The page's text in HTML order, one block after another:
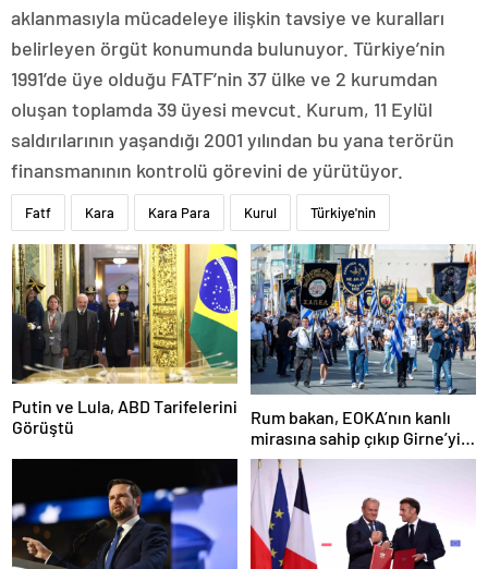
aklanmasıyla mücadeleye ilişkin tavsiye ve kuralları
belirleyen örgüt konumunda bulunuyor. Türkiye’nin
1991’de üye olduğu FATF’nin 37 ülke ve 2 kurumdan
oluşan toplamda 39 üyesi mevcut. Kurum, 11 Eylül
saldırılarının yaşandığı 2001 yılından bu yana terörün
finansmanının kontrolü görevini de yürütüyor.
Fatf Kara Kara Para Kurul Türkiye'nin
Putin ve Lula, ABD Tarifelerini
Görüştü
Rum bakan, EOKA’nın kanlı
mirasına sahip çıkıp Girne’yi
hedef gösterdi